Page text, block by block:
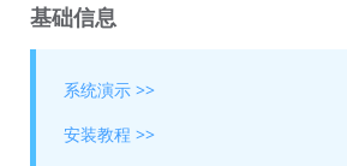
基础信息
系统演示 >>
安装教程 >>